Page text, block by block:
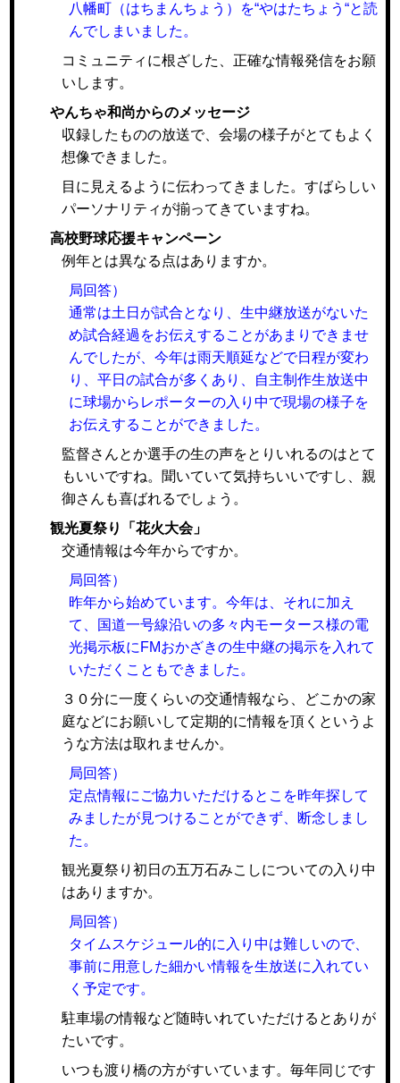
八幡町（はちまんちょう）を“やはたちょう“と読
んでしまいました。
コミュニティに根ざした、正確な情報発信をお願
いします。
やんちゃ和尚からのメッセージ
収録したものの放送で、会場の様子がとてもよく
想像できました。
目に見えるように伝わってきました。すばらしい
パーソナリティが揃ってきていますね。
高校野球応援キャンペーン
例年とは異なる点はありますか。
局回答）
通常は土日が試合となり、生中継放送がないた
め試合経過をお伝えすることがあまりできませ
んでしたが、今年は雨天順延などで日程が変わ
り、平日の試合が多くあり、自主制作生放送中
に球場からレポーターの入り中で現場の様子を
お伝えすることができました。
監督さんとか選手の生の声をとりいれるのはとて
もいいですね。聞いていて気持ちいいですし、親
御さんも喜ばれるでしょう。
観光夏祭り「花火大会」
交通情報は今年からですか。
局回答）
昨年から始めています。今年は、それに加え
て、国道一号線沿いの多々内モータース様の電
光掲示板にFMおかざきの生中継の掲示を入れて
いただくこともできました。
３０分に一度くらいの交通情報なら、どこかの家
庭などにお願いして定期的に情報を頂くというよ
うな方法は取れませんか。
局回答）
定点情報にご協力いただけるとこを昨年探して
みましたが見つけることができず、断念しまし
た。
観光夏祭り初日の五万石みこしについての入り中
はありますか。
局回答）
タイムスケジュール的に入り中は難しいので、
事前に用意した細かい情報を生放送に入れてい
く予定です。
駐車場の情報など随時いれていただけるとありが
たいです。
いつも渡り橋の方がすいています。毎年同じです